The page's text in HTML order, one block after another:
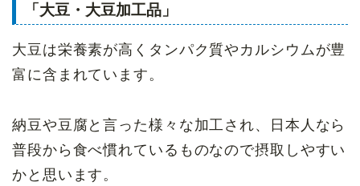
「大豆・大豆加工品」
大豆は栄養素が高くタンパク質やカルシウムが豊
富に含まれています。
納豆や豆腐と言った様々な加工され、日本人なら
普段から食べ慣れているものなので摂取しやすい
かと思います。